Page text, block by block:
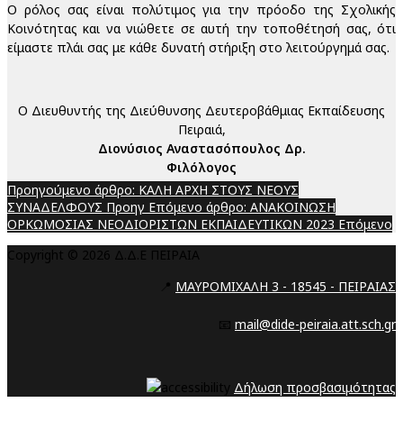
Ο ρόλος σας είναι πολύτιμος για την πρόοδο της Σχολικής
Κοινότητας και να νιώθετε σε αυτή την τοποθέτησή σας, ότι
είμαστε πλάι σας με κάθε δυνατή στήριξη στο λειτούργημά σας.
Ο Διευθυντής της Διεύθυνσης Δευτεροβάθμιας Εκπαίδευσης
Πειραιά,
Διονύσιος Αναστασόπουλος Δρ.
Φιλόλογος
Προηγούμενο άρθρο: ΚΑΛΗ ΑΡΧΗ ΣΤΟΥΣ ΝΕΟΥΣ
ΣΥΝΑΔΕΛΦΟΥΣ Προηγ Επόμενο άρθρο: ΑΝΑΚΟΙΝΩΣΗ
ΟΡΚΩΜΟΣΙΑΣ ΝΕΟΔΙΟΡΙΣΤΩΝ ΕΚΠΑΙΔΕΥΤΙΚΩΝ 2023 Επόμενο
Copyright © 2026 Δ.Δ.Ε ΠΕΙΡΑΙΑ
📍 ΜΑΥΡΟΜΙΧΑΛΗ 3 - 18545 - ΠΕΙΡΑΙΑΣ
📧 mail@dide-peiraia.att.sch.gr
Δήλωση προσβασιμότητας